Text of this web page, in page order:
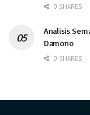
0 SHARES
Analisis
Damono
0 SHARES